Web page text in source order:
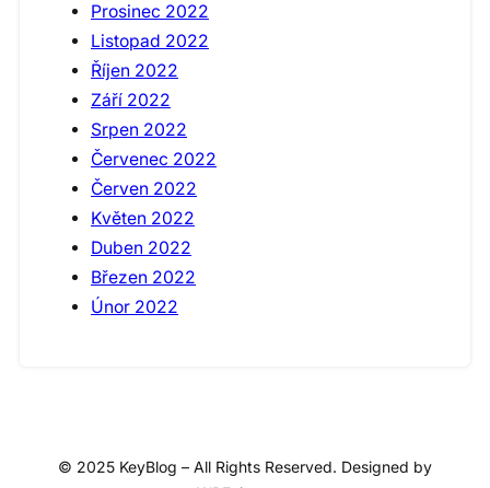
Prosinec 2022
Listopad 2022
Říjen 2022
Září 2022
Srpen 2022
Červenec 2022
Červen 2022
Květen 2022
Duben 2022
Březen 2022
Únor 2022
© 2025 KeyBlog – All Rights Reserved. Designed by